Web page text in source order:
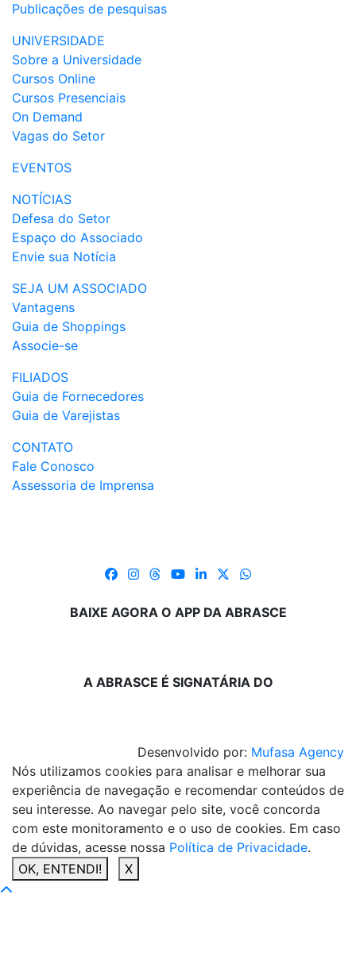
Publicações de pesquisas
UNIVERSIDADE
Sobre a Universidade
Cursos Online
Cursos Presenciais
On Demand
Vagas do Setor
EVENTOS
NOTÍCIAS
Defesa do Setor
Espaço do Associado
Envie sua Notícia
SEJA UM ASSOCIADO
Vantagens
Guia de Shoppings
Associe-se
FILIADOS
Guia de Fornecedores
Guia de Varejistas
CONTATO
Fale Conosco
Assessoria de Imprensa
BAIXE AGORA O APP DA ABRASCE
A ABRASCE É SIGNATÁRIA DO
Desenvolvido por: Mufasa Agency
Nós utilizamos cookies para analisar e melhorar sua
experiência de navegação e recomendar conteúdos de
seu interesse. Ao navegar pelo site, você concorda
com este monitoramento e o uso de cookies. Em caso
de dúvidas, acesse nossa Política de Privacidade.
OK, ENTENDI!
X